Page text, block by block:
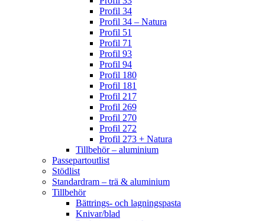
Profil 34
Profil 34 – Natura
Profil 51
Profil 71
Profil 93
Profil 94
Profil 180
Profil 181
Profil 217
Profil 269
Profil 270
Profil 272
Profil 273 + Natura
Tillbehör – aluminium
Passepartoutlist
Stödlist
Standardram – trä & aluminium
Tillbehör
Bättrings- och lagningspasta
Knivar/blad